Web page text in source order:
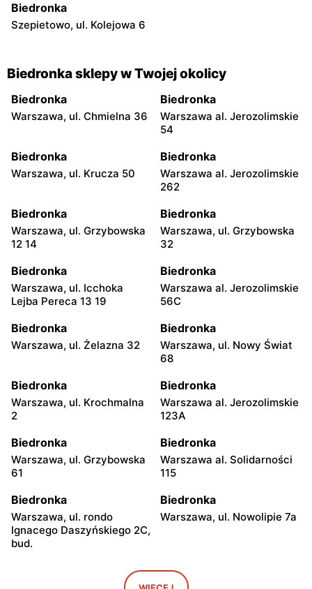
Biedronka
Szepietowo, ul. Kolejowa 6
Biedronka sklepy w Twojej okolicy
Biedronka
Warszawa, ul. Chmielna 36
Biedronka
Warszawa al. Jerozolimskie
54
Biedronka
Warszawa, ul. Krucza 50
Biedronka
Warszawa al. Jerozolimskie
262
Biedronka
Warszawa, ul. Grzybowska
12 14
Biedronka
Warszawa, ul. Grzybowska
32
Biedronka
Warszawa, ul. Icchoka
Lejba Pereca 13 19
Biedronka
Warszawa al. Jerozolimskie
56C
Biedronka
Warszawa, ul. Żelazna 32
Biedronka
Warszawa, ul. Nowy Świat
68
Biedronka
Warszawa, ul. Krochmalna
2
Biedronka
Warszawa al. Jerozolimskie
123A
Biedronka
Warszawa, ul. Grzybowska
61
Biedronka
Warszawa al. Solidarności
115
Biedronka
Warszawa, ul. rondo
Ignacego Daszyńskiego 2C,
bud.
Biedronka
Warszawa, ul. Nowolipie 7a
Biedronka